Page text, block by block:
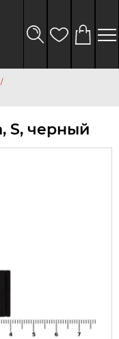
S, черный